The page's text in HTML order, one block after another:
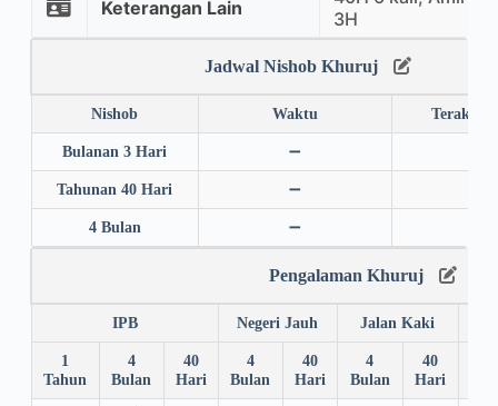
Keterangan Lain
3H
Jadwal Nishob Khuruj
Nishob Waktu Terakhir
Bulanan 3 Hari ➖
Tahunan 40 Hari ➖
4 Bulan ➖
Pengalaman Khuruj
IPB Negeri Jauh Jalan Kaki
1
Tahun
4
Bulan
40
Hari
4
Bulan
40
Hari
4
Bulan
40
Hari